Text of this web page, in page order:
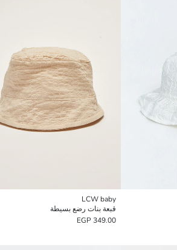
LCW baby
قبعة بنات رضع بسيطة
349.00 EGP